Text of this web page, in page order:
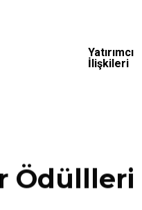
Yatırımcı
İlişkileri
Ödüllleri